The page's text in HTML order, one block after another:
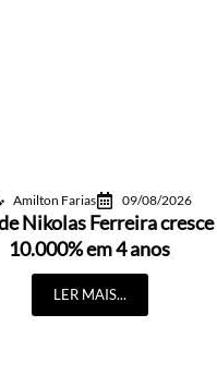
Amilton Farias 09/08/2026
Nikolas Ferreira cresce
10.000% em 4 anos
LER MAIS...